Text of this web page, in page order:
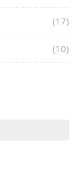
(17)
(10)